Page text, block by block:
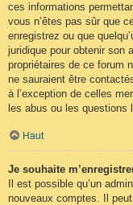
ces informations
vous n’êtes pas sûr que
enregistrez ou que
juridique pour obtenir son
propriétaires de ce forum
ne sauraient être
à l’exception de celles
les abus ou les questions
Haut
Je souhaite
Il est possible qu’un
nouveaux comptes. Il